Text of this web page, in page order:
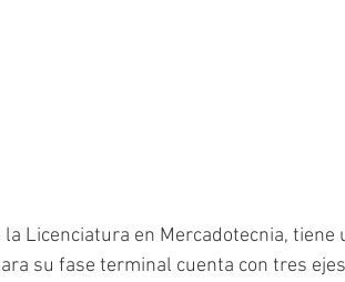
Licenciatura en Mercadotecnia,
su fase terminal cuenta con tres